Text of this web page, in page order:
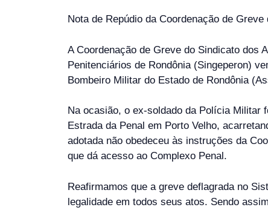
Nota de Repúdio da Coordenação de Greve
A Coordenação de Greve do Sindicato dos
Penitenciários de Rondônia (Singeperon)
Bombeiro Militar do Estado de Rondônia
Na ocasião, o ex-soldado da Polícia Militar
Estrada da Penal em Porto Velho,
adotada não obedeceu às instruções da
que dá acesso ao Complexo Penal.
Reafirmamos que a greve deflagrada no
legalidade em todos seus atos. Sendo